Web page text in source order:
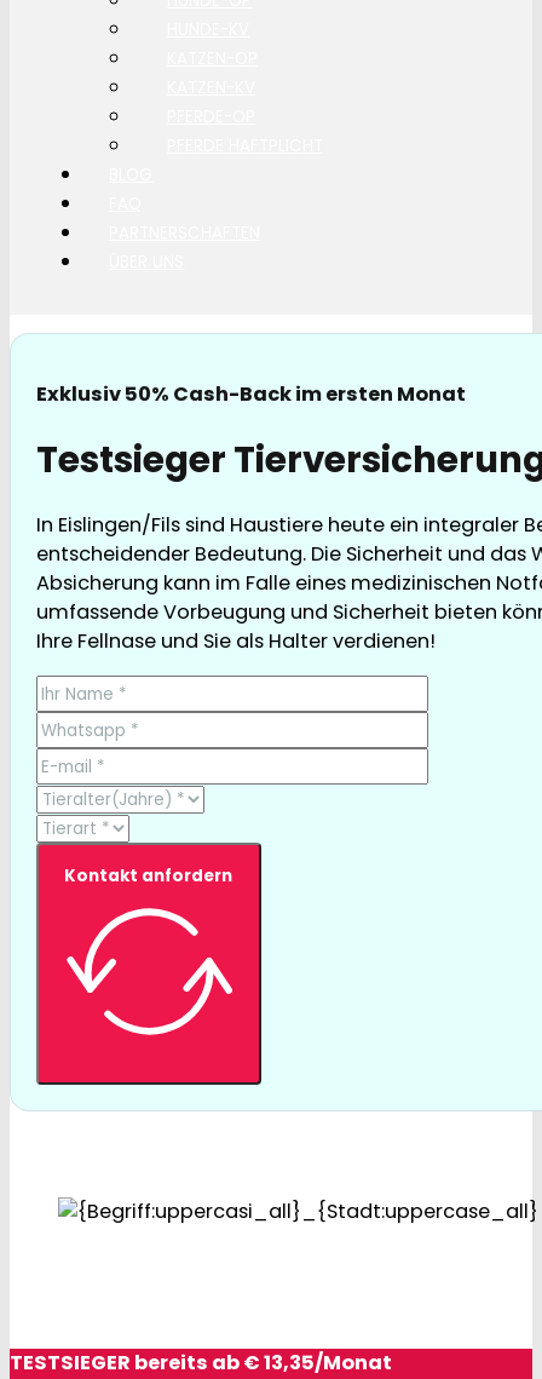
Exklusiv 50% Cash-Back im ersten Monat
Testsieger
In Eislingen/Fils sind Haustiere heute ein integraler
entscheidender Bedeutung. Die Sicherheit und das
Absicherung kann im Falle eines medizinischen
umfassende Vorbeugung und Sicherheit bieten
Ihre Fellnase und Sie als Halter verdienen!
Kontakt anfordern
TESTSIEGER bereits ab € 13,35/Monat